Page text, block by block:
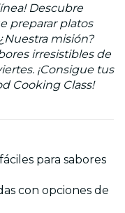
Descubre
preparar platos
misión?
irresistibles de
¡Consigue tus
Cooking Class!
para sabores
con opciones de